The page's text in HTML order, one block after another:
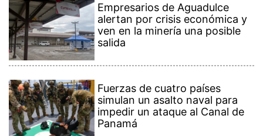
Empresarios de Aguadulce
alertan por crisis económica y
ven en la minería una posible
salida
Fuerzas de cuatro países
simulan un asalto naval para
impedir un ataque al Canal de
Panamá